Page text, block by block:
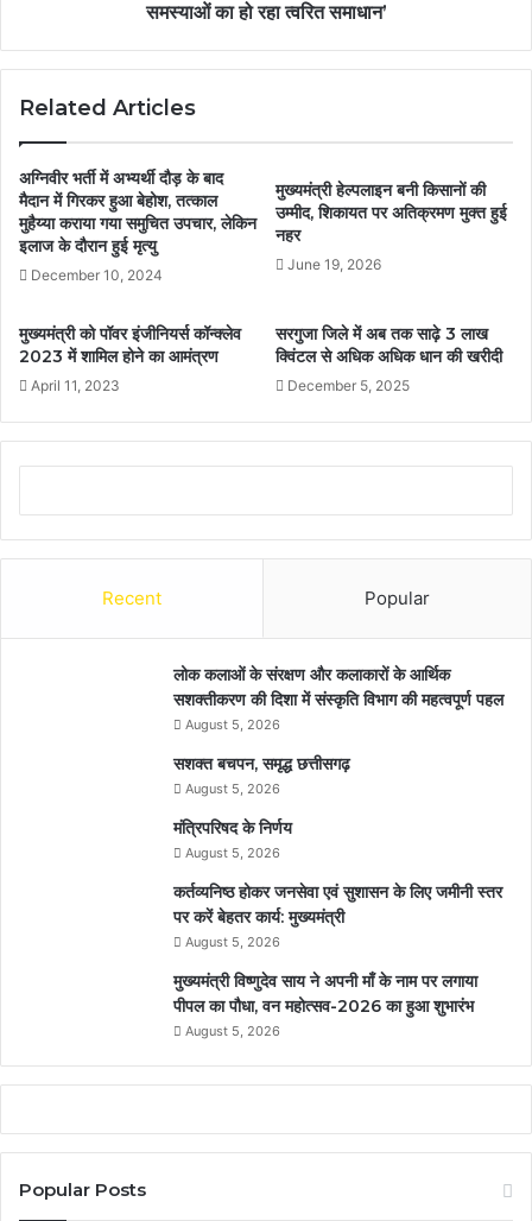
समस्याओं का हो रहा त्वरित समाधान’
Related Articles
अग्निवीर भर्ती में अभ्यर्थी दौड़ के बाद
मैदान में गिरकर हुआ बेहोश, तत्काल
मुहैय्या कराया गया समुचित उपचार, लेकिन
इलाज के दौरान हुई मृत्यु
December 10, 2024
मुख्यमंत्री हेल्पलाइन बनी किसानों की
उम्मीद, शिकायत पर अतिक्रमण मुक्त हुई
नहर
June 19, 2026
मुख्यमंत्री को पॉवर इंजीनियर्स कॉन्क्लेव
2023 में शामिल होने का आमंत्रण
April 11, 2023
सरगुजा जिले में अब तक साढ़े 3 लाख
क्विंटल से अधिक अधिक धान की खरीदी
December 5, 2025
Recent Popular
लोक कलाओं के संरक्षण और कलाकारों के आर्थिक
सशक्तीकरण की दिशा में संस्कृति विभाग की महत्वपूर्ण पहल
August 5, 2026
सशक्त बचपन, समृद्ध छत्तीसगढ़
August 5, 2026
मंत्रिपरिषद के निर्णय
August 5, 2026
कर्तव्यनिष्ठ होकर जनसेवा एवं सुशासन के लिए जमीनी स्तर
पर करें बेहतर कार्य: मुख्यमंत्री
August 5, 2026
मुख्यमंत्री विष्णुदेव साय ने अपनी माँ के नाम पर लगाया
पीपल का पौधा, वन महोत्सव-2026 का हुआ शुभारंभ
August 5, 2026
Popular Posts